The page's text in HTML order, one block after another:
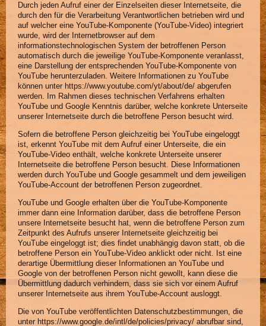
Durch jeden Aufruf einer der Einzelseiten dieser Internetseite, die
durch den für die Verarbeitung Verantwortlichen betrieben wird und
auf welcher eine YouTube-Komponente (YouTube-Video) integriert
wurde, wird der Internetbrowser auf dem
informationstechnologischen System der betroffenen Person
automatisch durch die jeweilige YouTube-Komponente veranlasst,
eine Darstellung der entsprechenden YouTube-Komponente von
YouTube herunterzuladen. Weitere Informationen zu YouTube
können unter https://www.youtube.com/yt/about/de/ abgerufen
werden. Im Rahmen dieses technischen Verfahrens erhalten
YouTube und Google Kenntnis darüber, welche konkrete Unterseite
unserer Internetseite durch die betroffene Person besucht wird.
Sofern die betroffene Person gleichzeitig bei YouTube eingeloggt
ist, erkennt YouTube mit dem Aufruf einer Unterseite, die ein
YouTube-Video enthält, welche konkrete Unterseite unserer
Internetseite die betroffene Person besucht. Diese Informationen
werden durch YouTube und Google gesammelt und dem jeweiligen
YouTube-Account der betroffenen Person zugeordnet.
YouTube und Google erhalten über die YouTube-Komponente
immer dann eine Information darüber, dass die betroffene Person
unsere Internetseite besucht hat, wenn die betroffene Person zum
Zeitpunkt des Aufrufs unserer Internetseite gleichzeitig bei
YouTube eingeloggt ist; dies findet unabhängig davon statt, ob die
betroffene Person ein YouTube-Video anklickt oder nicht. Ist eine
derartige Übermittlung dieser Informationen an YouTube und
Google von der betroffenen Person nicht gewollt, kann diese die
Übermittlung dadurch verhindern, dass sie sich vor einem Aufruf
unserer Internetseite aus ihrem YouTube-Account ausloggt.
Die von YouTube veröffentlichten Datenschutzbestimmungen, die
unter https://www.google.de/intl/de/policies/privacy/ abrufbar sind,